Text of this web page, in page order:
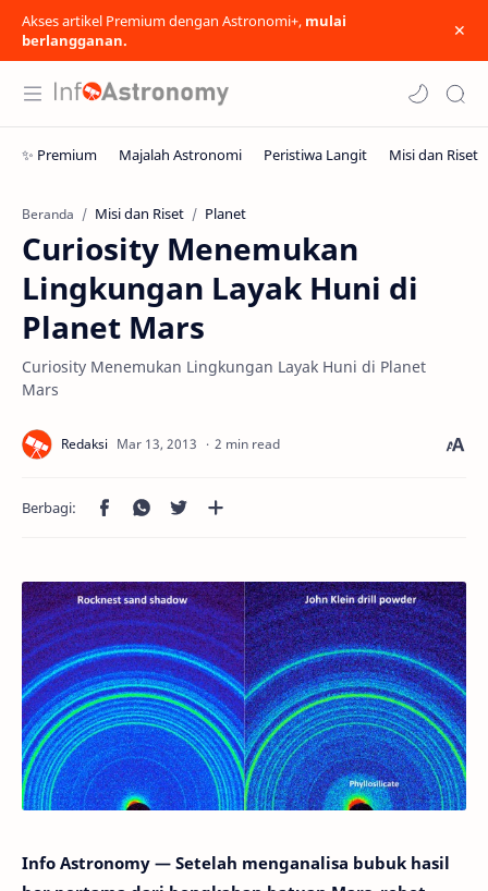
Akses artikel Premium dengan Astronomi+, mulai
berlangganan.
Beranda Misi dan Riset Planet
Curiosity Menemukan
Lingkungan Layak Huni di
Planet Mars
Curiosity Menemukan Lingkungan Layak Huni di Planet
Mars
2 min read
Info Astronomy — Setelah menganalisa bubuk hasil